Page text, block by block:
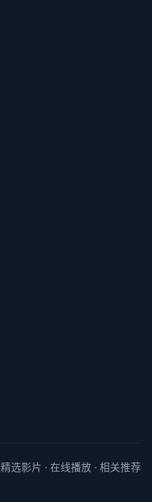
精选影片 · 在线播放 · 相关推荐